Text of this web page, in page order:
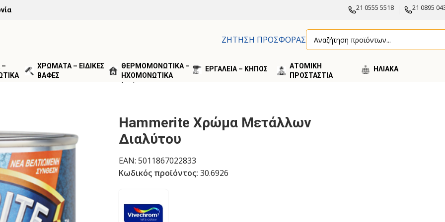
21 0555 5518 21 0895
ΖΗΤΗΣΗ ΠΡΟΣΦΟΡΑΣ
–
ΧΡΩΜΑΤΑ – ΕΙΔΙΚΕΣ
ΒΑΦΕΣ
ΘΕΡΜΟΜΟΝΩΤΙΚΑ –
ΗΧΟΜΟΝΩΤΙΚΑ
ΕΡΓΑΛΕΙΑ – ΚΗΠΟΣ
ΑΤΟΜΙΚΗ
ΠΡΟΣΤΑΣΤΙΑ
ΗΛΙΑΚA
ΜΕΤΑΛΛΑ & ΞΥΛΑ Hammerite Χρώμα Μετάλλων Διαλύτου
Hammerite Χρώμα Μετάλλων
Διαλύτου
EAN: 5011867022833
Κωδικός προϊόντος: 30.6926